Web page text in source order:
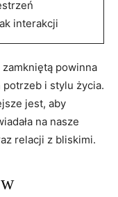
interakcji
powinna
i stylu życia.
jest, aby
na nasze
relacji z bliskimi.